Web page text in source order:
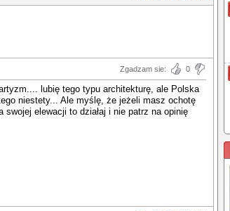
Zgadzam sie: 0
lubię tego typu architekturę, ale Polska
niestety... Ale myślę, że jeżeli masz ochotę
swojej elewacji to działaj i nie patrz na opinię